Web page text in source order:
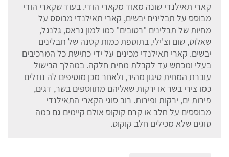
קארי תאילנדי שונה מאוד מקארי הודי. בעוד שקארי הודי
מבוסס על תבלינים יבשים, קארי תאילנדי מבוסס על
מחיות של תבלינים "רטובים" כמו למון גראס, גלנגל,
שאלוט, שום וצ'ילי, בתוספת כמות קטנה של תבלינים
יבשים. קארי תאילנדי מכינים על ידי כתישת כל המרכיבים
בעלי ומכתש עד לקבלת מחית חלקה. במהלך הבישול
עוברת המחית טיגון מהיר, ולאחר מכן מוסיפים לה נוזלים
כמו צירי בשר או ירקות שאליהם מתווספים בשר, דגים,
פירות ים, ירקות ופירות. רוב סוגי הקארי התאילנדי
מבוססים על חלב או קרם קוקוס אולם קיימים גם כמה
סוגים שלא מכילים חלב קוקוס.